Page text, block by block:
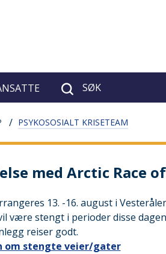
SØK
PSYKOSOSIALT KRISETEAM
med Arctic Race
13. -16. august i
være stengt i perioder disse
reiser godt.
om stengte veier/gater